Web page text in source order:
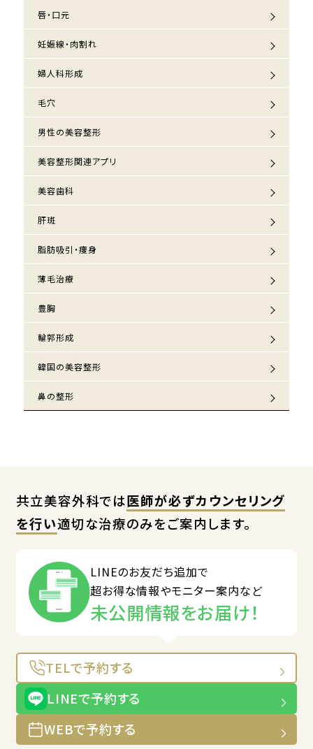
唇・口元
妊娠線・肉割れ
婦人科形成
毛穴
男性の美容整形
美容整形関連アプリ
美容歯科
肝斑
脂肪吸引・痩身
薄毛治療
豊胸
輪郭形成
韓国の美容整形
鼻の整形
共立美容外科では医師が必ずカウンセリング
を行い適切な治療のみをご案内します。
LINEのお友だち追加で
超お得な情報やモニター案内など
未公開情報をお届け！
TELで予約する
LINEで予約する
WEBで予約する